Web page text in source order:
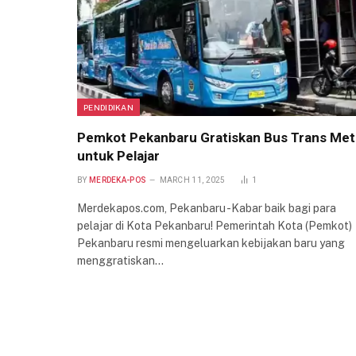
PENDIDIKAN
Pemkot Pekanbaru Gratiskan Bus Trans
untuk Pelajar
BY MERDEKA-POS MARCH 11, 2025 1
Merdekapos.com, Pekanbaru -Kabar baik bagi para
pelajar di Kota Pekanbaru! Pemerintah Kota (Pemkot)
Pekanbaru resmi mengeluarkan kebijakan baru yang
menggratiskan…